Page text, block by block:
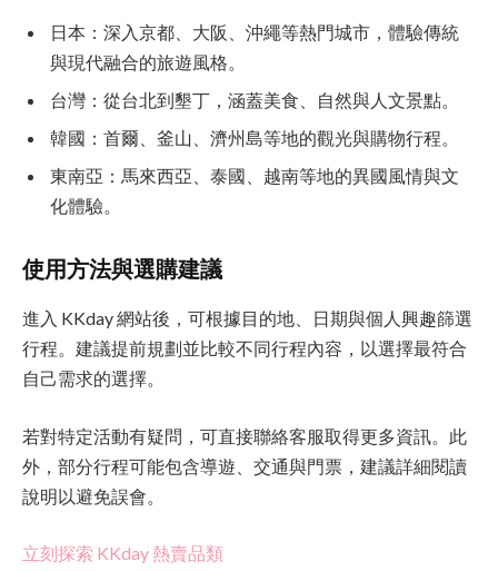
日本：深入京都、大阪、沖繩等熱門城市，體驗傳統
與現代融合的旅遊風格。
台灣：從台北到墾丁，涵蓋美食、自然與人文景點。
韓國：首爾、釜山、濟州島等地的觀光與購物行程。
東南亞：馬來西亞、泰國、越南等地的異國風情與文
化體驗。
使用方法與選購建議
進入 KKday 網站後，可根據目的地、日期與個人興趣篩選
行程。建議提前規劃並比較不同行程內容，以選擇最符合
自己需求的選擇。
若對特定活動有疑問，可直接聯絡客服取得更多資訊。此
外，部分行程可能包含導遊、交通與門票，建議詳細閱讀
說明以避免誤會。
立刻探索 KKday 熱賣品類